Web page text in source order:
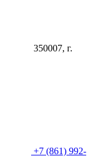
350007, г.
+7 (861) 992-